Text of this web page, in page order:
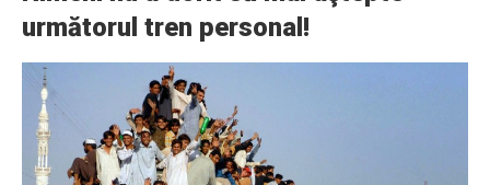
următorul tren personal!